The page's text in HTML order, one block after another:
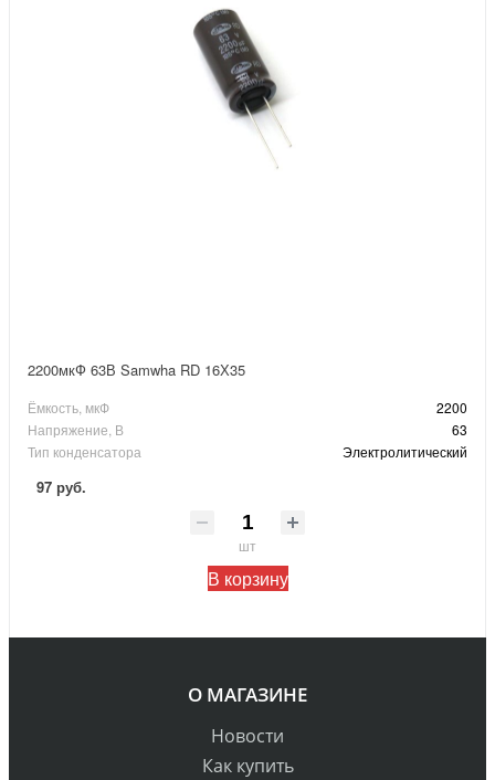
2200мкФ 63В Samwha RD 16Х35
Ёмкость, мкФ
2200
Напряжение, В
63
Тип конденсатора
Электролитический
97 руб.
шт
В корзину
О МАГАЗИНЕ
Новости
Как купить